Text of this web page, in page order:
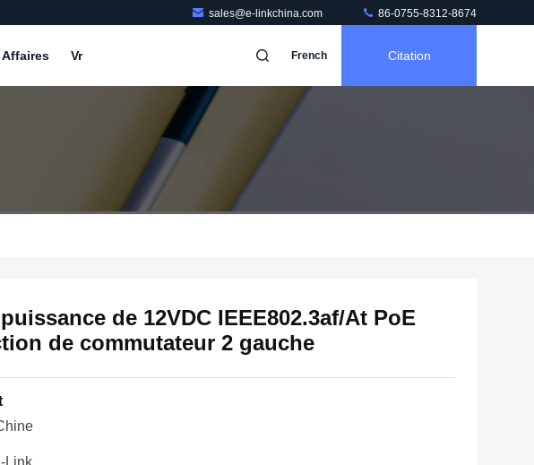
sales@e-linkchina.com 86-0755-8312-8674
Affaires Vr French Citation
de 12VDC IEEE802.3af/At PoE
de commutateur 2 gauche
Link